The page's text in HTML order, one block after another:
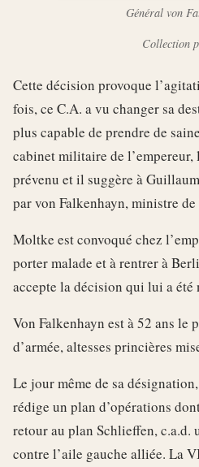
Général von
Collection
Cette décision provoque
fois, ce C.A. a vu changer sa
plus capable de prendre de
cabinet militaire de
prévenu et il suggère à
par von Falkenhayn, ministre
Moltke est convoqué chez
porter malade et à rentrer à
accepte la décision qui lui a été
Von Falkenhayn est à 52 ans le
d’armée, altesses princières
Le jour même de sa
rédige un plan d’opérations
retour au plan Schlieffen, c.a.d.
contre l’aile gauche alliée. La